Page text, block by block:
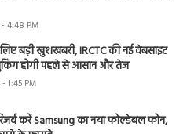
- 4:48 PM
लिए बड़ी खुशखबरी, IRCTC की नई वेबसाइट
होगी पहले से आसान और तेज
1:45 PM
करें Samsung का नया फोल्डेबल फोन,